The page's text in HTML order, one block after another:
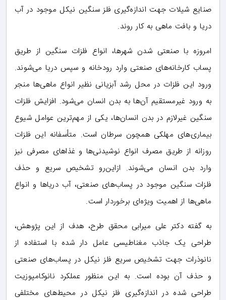
صنایع شیلات جهت اندازه‌گیری فلز سنگین نیکل موجود در آب
دریا و بافت ماهی به کار روند.
امروزه با صنعتی شدن شهرها، انواع فلزات سنگین از طریق
پساب کارخانه‌های صنعتی وارد رودخانه و سپس دریا می‌شوند.
ورود این فلزات در محل رشد آبزیانی نظیر انواع ماهی‌ها منجر
به ورود غیرمستقیم آن‌ها به بدن انسان می‌شود. افزایش فلزات
سنگین غیرلازم در بدن انسان‌ها، یکی از مهم‌ترین عوامل شیوع
بیماری‌های مهلکی همچون سرطان است. متأسفانه این فلزات
روزانه از طریق مصرف انواع نوشیدنی‌ها و غذاهای مصرفی نیز
وارد بدن انسان می‌شوند. ازاین‌رو تشخیص سریع و حذف
فلزات سنگین موجود در پساب‌های صنعتی، آب دریاها و انواع
ماهی‌ها از اهمیت ویژه‌ای برخوردار است.
به گفته‌ دکتر علی میرابی محقق طرح، هدف از این پژوهش،
طراحی یک جاذب مغناطیسی عامل دار شده با استفاده از
نانوذرات جهت تشخیص سریع فلز نیکل در پساب‌های صنعتی
و حذف آن بوده است. به این منظور عملکرد نانوکامپوزیت
طراحی شده در اندازه‌گیری فلز نیکل در محیط‌های مختلفی